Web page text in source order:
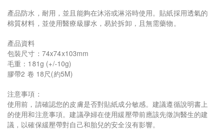
產品防水，耐用，並且能夠在沐浴或淋浴時使用。貼紙採用透氣的
棉質材料，並使用醫療級膠水，易於拆卸，且無需藥物。
產品資料
包裝尺寸：74x74x103mm
毛重：181g (+/-10g)
膠帶2 卷 18尺(約5M)
注意事項：
使用前，請確認您的皮膚是否對貼紙成分敏感。建議遵循說明書上
的使用和注意事項。建議孕婦在使用緩壓帶前應該先徵詢醫生的建
議，以確保緩壓帶對自己和胎兒的安全沒有影響。